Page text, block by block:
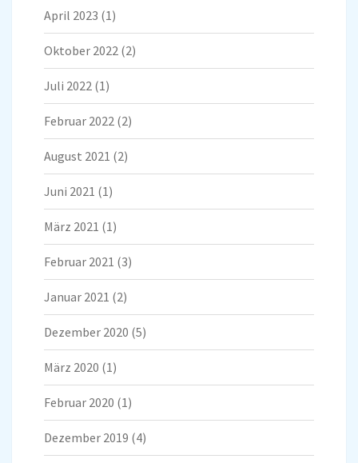
April 2023 (1)
Oktober 2022 (2)
Juli 2022 (1)
Februar 2022 (2)
August 2021 (2)
Juni 2021 (1)
März 2021 (1)
Februar 2021 (3)
Januar 2021 (2)
Dezember 2020 (5)
März 2020 (1)
Februar 2020 (1)
Dezember 2019 (4)